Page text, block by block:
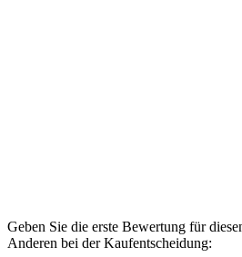
Geben Sie die erste Bewertung für
Anderen bei der Kaufentscheidung: